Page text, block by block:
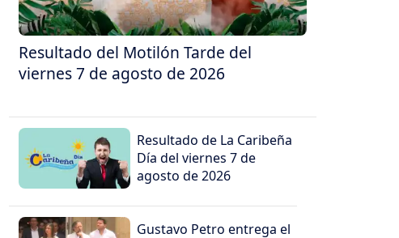
Resultado del Motilón Tarde del
viernes 7 de agosto de 2026
Resultado de La Caribeña
Día del viernes 7 de
agosto de 2026
Gustavo Petro entrega el